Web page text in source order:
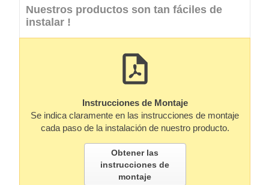
Nuestros productos son tan fáciles de
instalar !
Instrucciones de Montaje
Se indica claramente en las instrucciones de montaje
cada paso de la instalación de nuestro producto.
Obtener las
instrucciones de
montaje